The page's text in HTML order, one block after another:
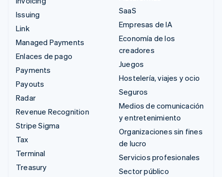
Issuing
Link
Managed Payments
Enlaces de pago
Payments
Payouts
Radar
Revenue Recognition
Stripe Sigma
Tax
Terminal
Treasury
SaaS
Empresas de IA
Economía de los
creadores
Juegos
Hostelería, viajes y ocio
Seguros
Medios de comunicación
y entretenimiento
Organizaciones sin fines
de lucro
Servicios profesionales
Sector público